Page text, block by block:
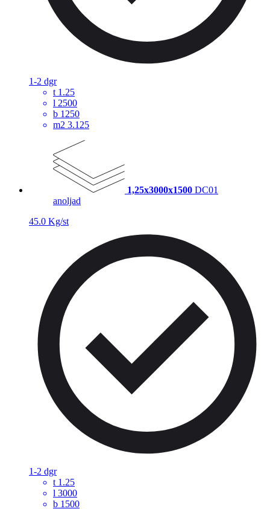
1-2 dgr
t 1.25
l 2500
b 1250
m2 3.125
1,25x3000x1500 DC01
anoljad
45.0 Kg/st
1-2 dgr
t 1.25
l 3000
b 1500